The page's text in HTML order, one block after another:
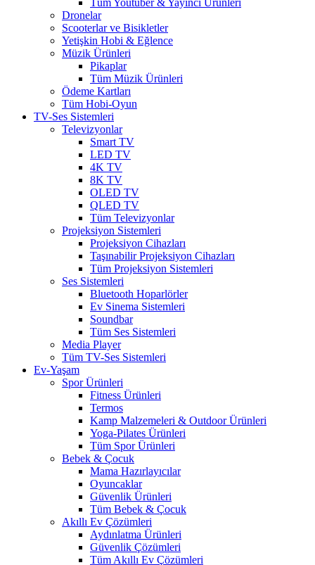
Tüm Youtuber & Yayıncı Ürünleri
Dronelar
Scooterlar ve Bisikletler
Yetişkin Hobi & Eğlence
Müzik Ürünleri
Pikaplar
Tüm Müzik Ürünleri
Ödeme Kartları
Tüm Hobi-Oyun
TV-Ses Sistemleri
Televizyonlar
Smart TV
LED TV
4K TV
8K TV
OLED TV
QLED TV
Tüm Televizyonlar
Projeksiyon Sistemleri
Projeksiyon Cihazları
Taşınabilir Projeksiyon Cihazları
Tüm Projeksiyon Sistemleri
Ses Sistemleri
Bluetooth Hoparlörler
Ev Sinema Sistemleri
Soundbar
Tüm Ses Sistemleri
Media Player
Tüm TV-Ses Sistemleri
Ev-Yaşam
Spor Ürünleri
Fitness Ürünleri
Termos
Kamp Malzemeleri & Outdoor Ürünleri
Yoga-Pilates Ürünleri
Tüm Spor Ürünleri
Bebek & Çocuk
Mama Hazırlayıcılar
Oyuncaklar
Güvenlik Ürünleri
Tüm Bebek & Çocuk
Akıllı Ev Çözümleri
Aydınlatma Ürünleri
Güvenlik Çözümleri
Tüm Akıllı Ev Çözümleri